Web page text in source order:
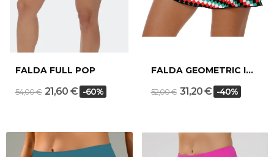
FALDA FULL POP
54,00 € 21,60 € -60%
FALDA GEOMETRIC ITALY
52,00 € 31,20 € -40%